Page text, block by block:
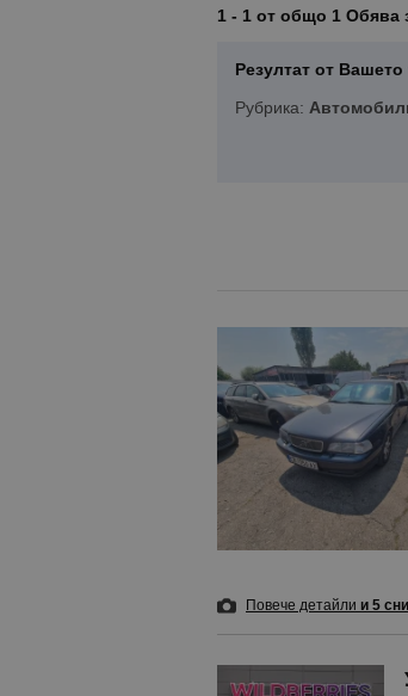
1 - 1 от общо 1 Обява
Резултат от
Рубрика:
Повече детайли и 5